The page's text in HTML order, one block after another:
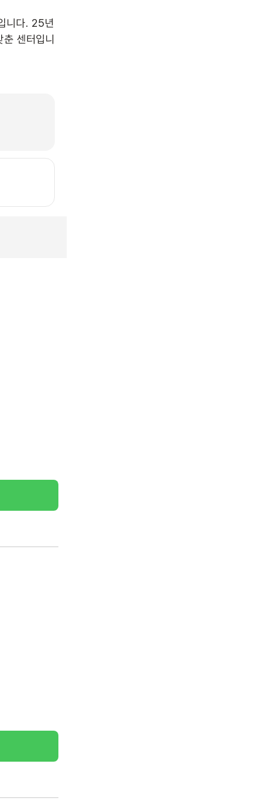
니다. 25년
센터입니